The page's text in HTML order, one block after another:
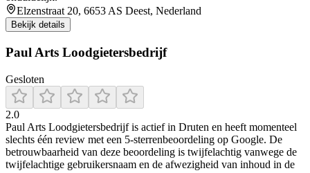
Elzenstraat 20, 6653 AS Deest, Nederland
Bekijk details
Paul Arts Loodgietersbedrijf
Gesloten
2.0
Paul Arts Loodgietersbedrijf is actief in Druten en heeft momenteel
slechts één review met een 5-sterrenbeoordeling op Google. De
betrouwbaarheid van deze beoordeling is twijfelachtig vanwege de
twijfelachtige gebruikersnaam en de afwezigheid van inhoud in de